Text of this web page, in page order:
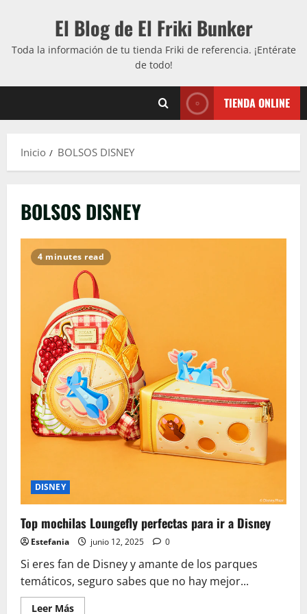
El Blog de El Friki Bunker
Toda la información de tu tienda Friki de referencia. ¡Entérate
de todo!
TIENDA ONLINE
Inicio BOLSOS DISNEY
BOLSOS DISNEY
4 minutes read
DISNEY
Top mochilas Loungefly perfectas para ir a Disney
Estefania junio 12, 2025 0
Si eres fan de Disney y amante de los parques
temáticos, seguro sabes que no hay mejor...
Leer MásLeer